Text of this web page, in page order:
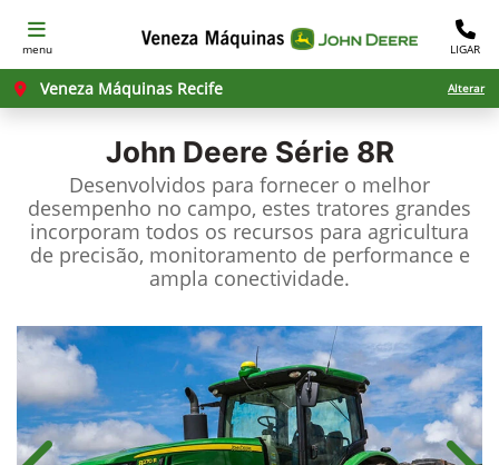
menu LIGAR
Veneza Máquinas Recife Alterar
John Deere Série 8R
Desenvolvidos para fornecer o melhor
desempenho no campo, estes tratores grandes
incorporam todos os recursos para agricultura
de precisão, monitoramento de performance e
ampla conectividade.